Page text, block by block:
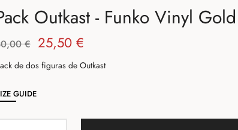
Outkast - Funko Vinyl Gold
€ 25,50 €
de dos figuras de Outkast
GUIDE